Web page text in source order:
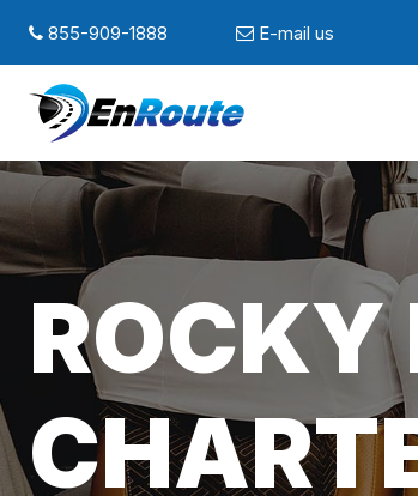
855-909-1888 E-mail us
ROCKY